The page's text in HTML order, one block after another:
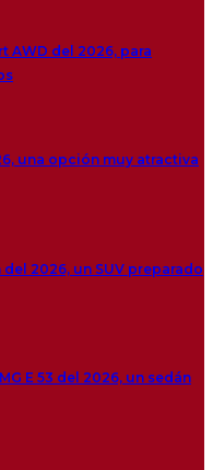
AWD del 2026, para
una opción muy atractiva
2026, un SUV preparado
E 53 del 2026, un sedán